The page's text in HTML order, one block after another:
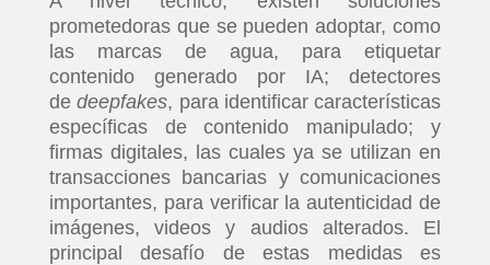
prometedoras que se pueden adoptar, como
las marcas de agua, para etiquetar
contenido generado por IA; detectores
dedeepfakes, para identificar características
específicas de contenido manipulado; y
firmas digitales, las cuales ya se utilizan en
transacciones bancarias y comunicaciones
importantes, para verificar la autenticidad de
imágenes, videos y audios alterados. El
principal desafío de estas medidas es